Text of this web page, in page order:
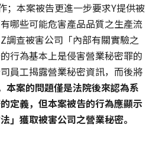
；本案被告更進一步要求Y提供被
哪些可能危害產品品質之生產流
調查被害公司「內部有關實驗之
行為基本上是侵害營業秘密罪的
員工揭露營業秘密資訊，而後將
本案的問題僅是法院後來認為系
定義，但本案被告的行為應顯示
」獲取被害公司之營業秘密。